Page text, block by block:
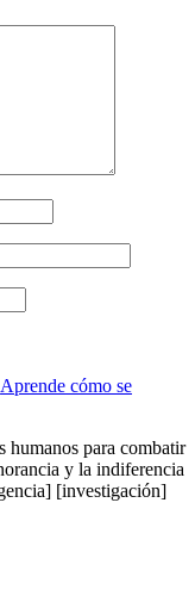
Aprende cómo se
humanos para combatir
y la indiferencia
[investigación]